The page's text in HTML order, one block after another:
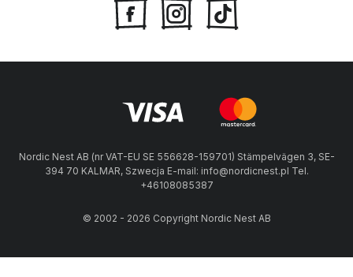
Nordic Nest AB (nr VAT-EU SE 556628-159701) Stämpelvägen 3, SE-
394 70 KALMAR, Szwecja E-mail: info@nordicnest.pl Tel.
+46108085387
© 2002 - 2026 Copyright Nordic Nest AB